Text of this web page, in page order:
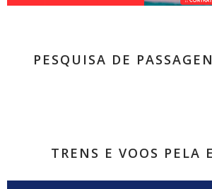
PESQUISA DE
TRENS E VOOS PELA